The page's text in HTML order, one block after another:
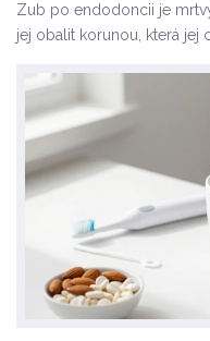
Zub po endodoncii je
jej obalit korunou, která jej